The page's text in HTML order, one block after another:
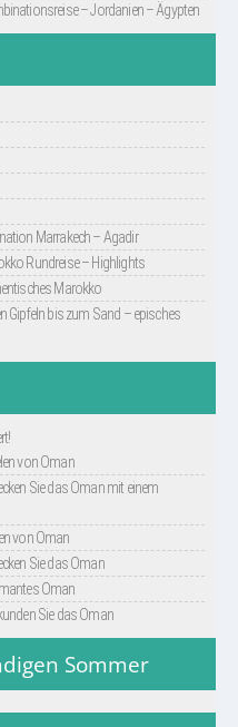
– Jordanien – Ägypten
Marrakech – Agadir
Rundreise – Highlights
Marokko
Gipfeln bis zum Sand – episches
von Oman
Sie das Oman mit einem
von Oman
Sie das Oman
Oman
Sie das Oman
Sommer